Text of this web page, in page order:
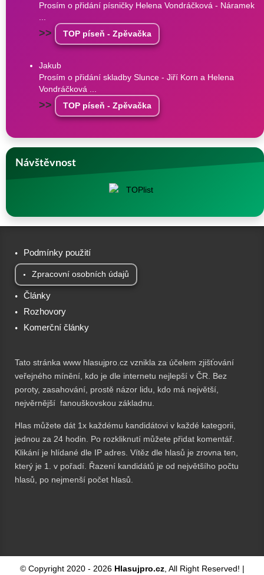
Prosím o přidání písničky Helena Vondráčková - Náramek
>> TOP píseň - Zpěvačka
Jakub
Prosím o přidání skladby Slunce - Jiří Korn a Helena
Vondráčková ...
>> TOP píseň - Zpěvačka
Návštěvnost
Podmínky použití
Zpracovní osobních údajů
Články
Rozhovory
Komerční články
Tato stránka www hlasujpro.cz vznikla za účelem zjišťování
veřejného mínění, kdo je dle internetu nejlepší v ČR. Bez
poroty, zasahování, prostě názor lidu, kdo má největší,
nejvěrnější fanouškovskou základnu.
Hlas můžete dát 1x každému kandidátovi v každé kategorii,
jednou za 24 hodin. Po rozkliknutí můžete přidat komentář.
Klikání je hlídané dle IP adres. Vítěz dle hlasů je zrovna ten,
který je 1. v pořadí. Řazení kandidátů je od největšího počtu
hlasů, po nejmenší počet hlasů.
© Copyright 2020 - 2026 Hlasujpro.cz, All Right Reserved! |